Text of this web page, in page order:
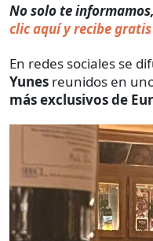
No solo te
clic aquí y recibe
En redes sociales se
Yunes reunidos en
más exclusivos de